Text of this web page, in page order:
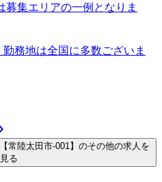
集エリアの一例となりま
務地は全国に多数ございま
常陸太田市-001】のその他の求人を
見る